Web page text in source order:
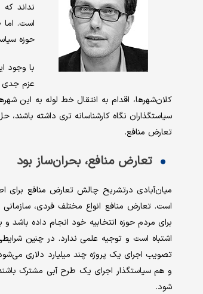
نداند
است. اما
حوزه
با ‌وجود
عزم جدی
کلان‌شهرها، اقدام به انتقال خط لوله به این
سیاستگذاران نگاه کارشناسانه تری داشته
تعارض منافع.
تعارض منافع، بحران‌ساز بود
میان‌آبادی درتشریح چالش تعارض منافع برای
است. تعارض منافع انواع مختلف فردی،
برای مردم حوزه انتخابیه خود انجام داده باشد
اشتباه است و توجیه علمی ندارد. در چنین
تصویب اجرای یک پروژه چند میلیارد دلاری
و هم سیاستگذار اجرای یک طرح آبی مشترک
شود.